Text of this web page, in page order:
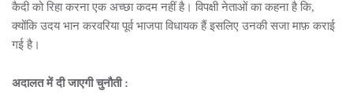
कैदी को रिहा करना एक अच्छा कदम नहीं है। विपक्षी नेताओं का कहना है कि,
क्योंकि उदय भान करवरिया पूर्व भाजपा विधायक हैं इसलिए उनकी सजा माफ़ कराई
गई है।
अदालत में दी जाएगी चुनौती :